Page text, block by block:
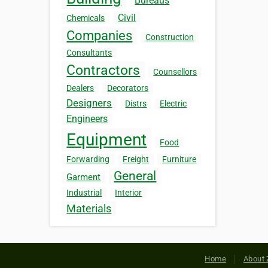
Chemicals Civil
Companies
Construction
Consultants
Contractors
Counsellors
Dealers
Decorators
Designers Distrs Electric
Engineers
Equipment
Food
Forwarding
Freight Furniture
Garment General
Industrial Interior
Materials
Home About